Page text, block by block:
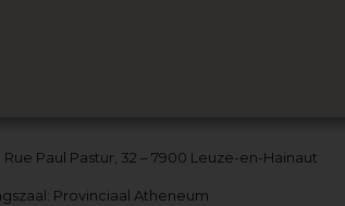
Rue Paul Pastur, 32 – 7900 Leuze-en-Hainaut
Provinciaal Atheneum